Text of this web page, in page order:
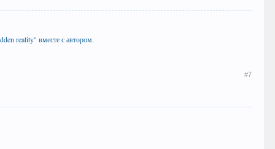
reality" вместе с автором.
#7